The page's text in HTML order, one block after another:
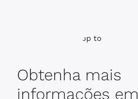
Obtenha mais
informações em